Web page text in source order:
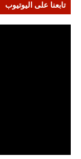
تابعنا على اليوتيوب